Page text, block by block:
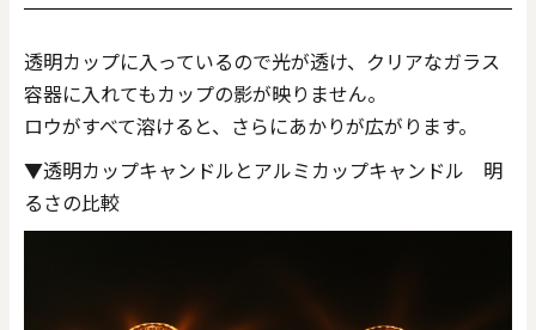
透明カップに入っているので光が透け、クリアなガラス
容器に入れてもカップの影が映りません。
ロウがすべて溶けると、さらにあかりが広がります。
▼透明カップキャンドルとアルミカップキャンドル 明
るさの比較